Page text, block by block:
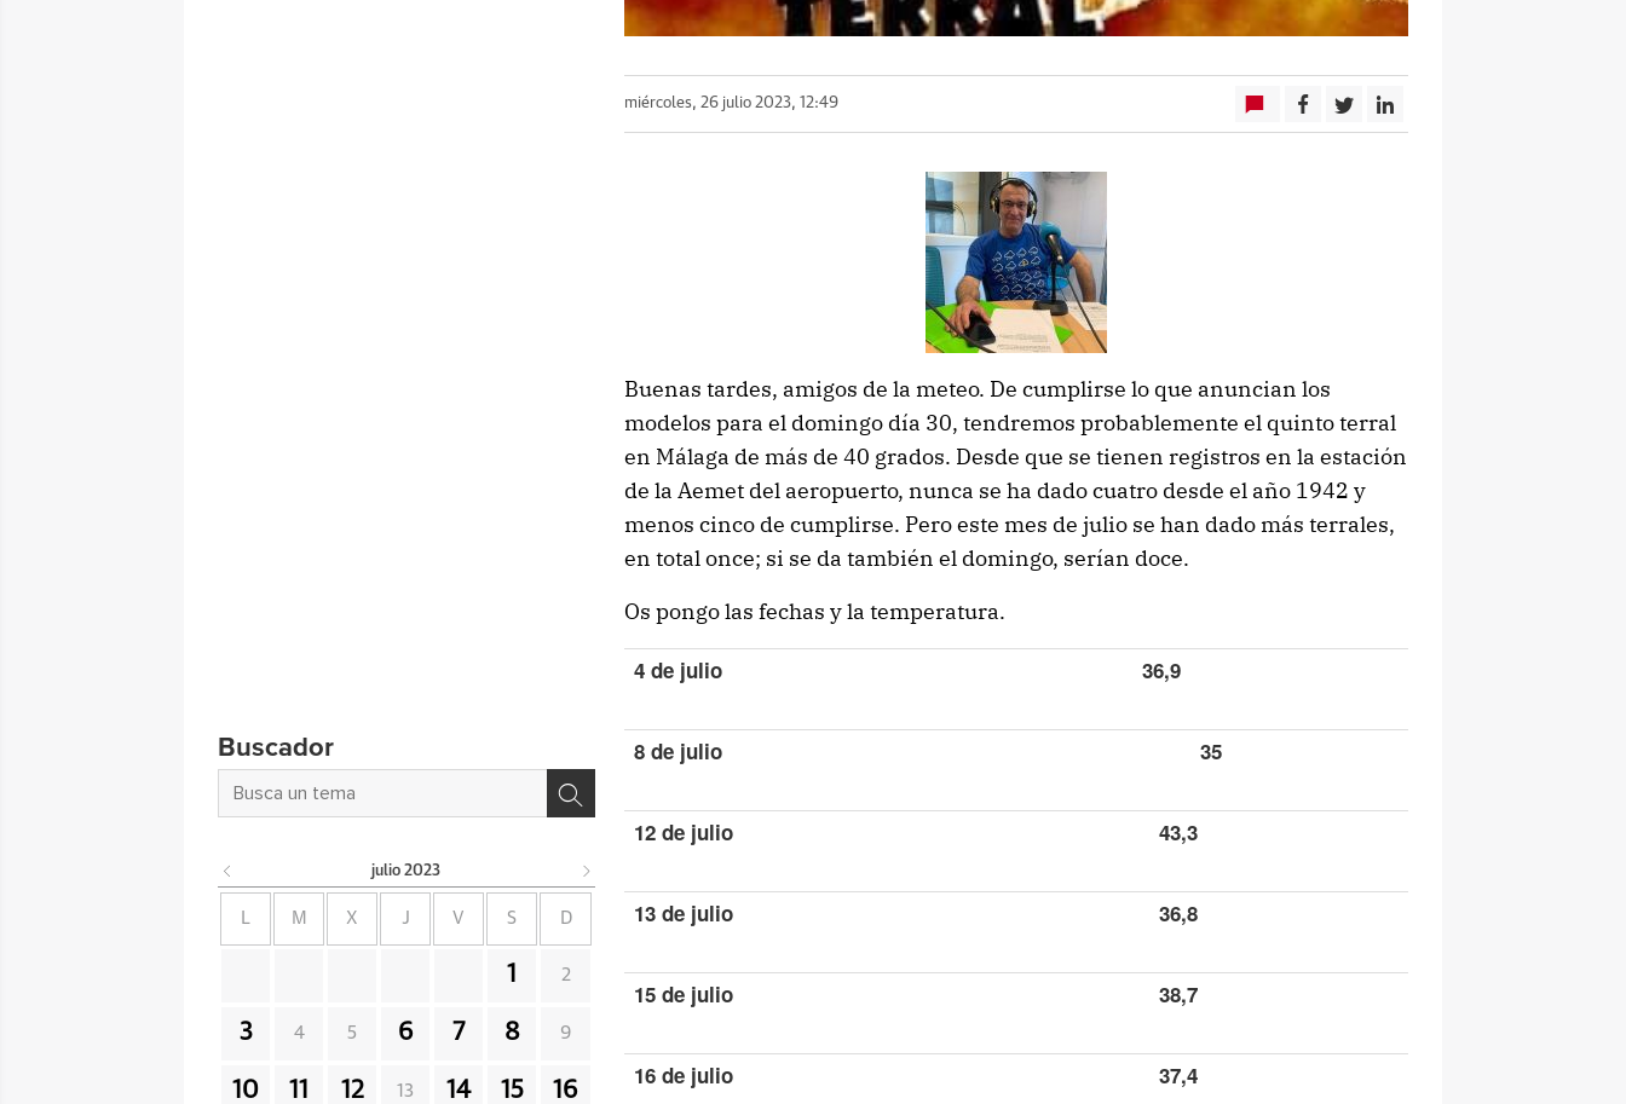
miércoles, 26 julio 2023, 12:49
Buenas tardes, amigos de la meteo. De cumplirse lo que anuncian los
modelos para el domingo día 30, tendremos probablemente el quinto terral
en Málaga de más de 40 grados. Desde que se tienen registros en la estación
de la Aemet del aeropuerto, nunca se ha dado cuatro desde el año 1942 y
menos cinco de cumplirse. Pero este mes de julio se han dado más terrales,
en total once; si se da también el domingo, serían doce.
Os pongo las fechas y la temperatura.
4 de julio 36,9
8 de julio 35
12 de julio 43,3
13 de julio 36,8
15 de julio 38,7
16 de julio 37,4
Buscador
julio 2023
L M X J V S D
1 2
3 4 5 6 7 8 9
10 11 12 13 14 15 16